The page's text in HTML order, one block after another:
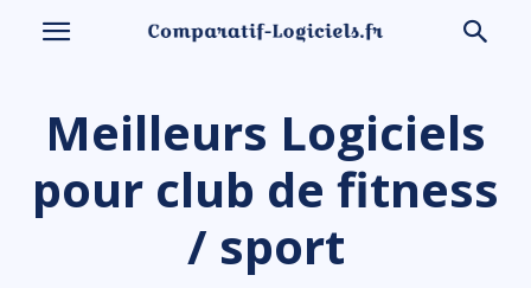
Meilleurs Logiciels
pour club de fitness
/ sport